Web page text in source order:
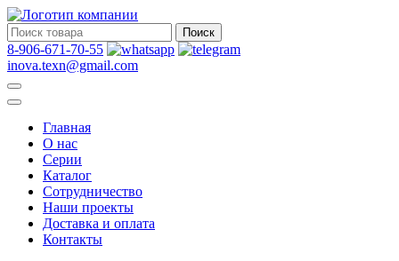
Поиск
8-906-671-70-55
inova.texn@gmail.com
Главная
О нас
Серии
Каталог
Сотрудничество
Наши проекты
Доставка и оплата
Контакты